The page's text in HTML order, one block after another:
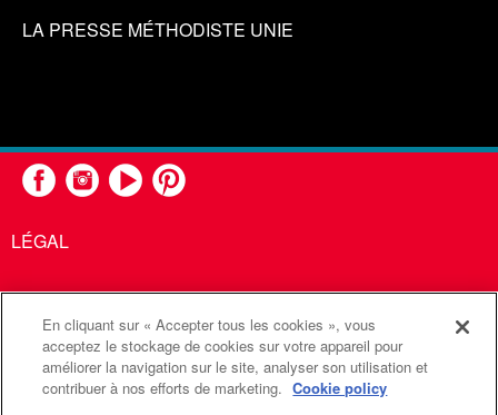
LA PRESSE MÉTHODISTE UNIE
LÉGAL
United Methodist Communications est une agence de l'Église
Méthodiste Unie
Communications Méthodistes Unies. Tous droits
En cliquant sur « Accepter tous les cookies », vous
acceptez le stockage de cookies sur votre appareil pour
améliorer la navigation sur le site, analyser son utilisation et
contribuer à nos efforts de marketing. Cookie policy